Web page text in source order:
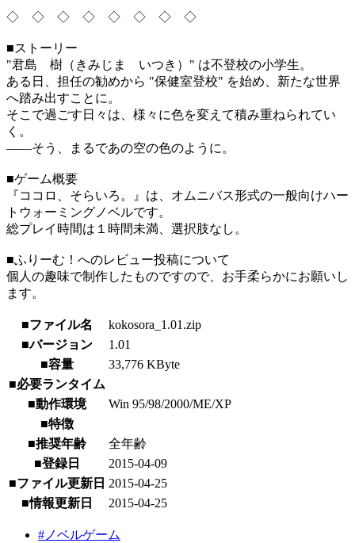
◇ ◇ ◇ ◇ ◇ ◇ ◇ ◇
■ストーリー
"君島 樹（きみじま いつき）" は不登校の小学生。
ある日、担任の勧めから "保健室登校" を始め、新たな世界
へ踏み出すことに。
そこで過ごす日々は、様々に色を変えて積み重ねられてい
く。
――そう、まるであの空の色のように。
■ゲーム概要
『ココロ、そらいろ。』は、オムニバス形式の一般向けハー
トウォーミングノベルです。
総プレイ時間は１時間未満、選択肢なし。
■ふりーむ！へのレビュー投稿について
個人の趣味で制作したものですので、お手柔らかにお願いし
ます。
■ファイル名
kokosora_1.01.zip
■バージョン
1.01
■容量
33,776 KByte
■必要ランタイム
■動作環境
Win 95/98/2000/ME/XP
■特徴
■推奨年齢
全年齢
■登録日
2015-04-09
■ファイル更新日 2015-04-25
■情報更新日
2015-04-25
#ノベルゲーム